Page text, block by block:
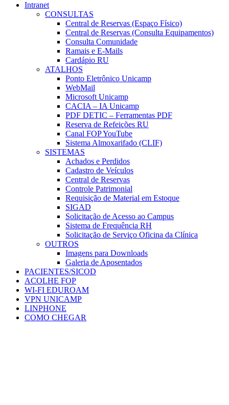
Intranet
CONSULTAS
Central de Reservas (Espaço Físico)
Central de Reservas (Consulta Equipamentos)
Consulta Comunidade
Ramais e E-Mails
Cardápio RU
ATALHOS
Ponto Eletrônico Unicamp
WebMail
Microsoft Unicamp
CACIA – IA Unicamp
PDF DETIC – Ferramentas PDF
Reserva de Refeições RU
Canal FOP YouTube
Sistema Almoxarifado (CLIF)
SISTEMAS
Achados e Perdidos
Cadastro de Veículos
Central de Reservas
Controle Patrimonial
Requisição de Material em Estoque
SIGAD
Solicitação de Acesso ao Campus
Sistema de Frequência RH
Solicitação de Serviço Oficina da Clínica
OUTROS
Imagens para Downloads
Galeria de Aposentados
PACIENTES/SICOD
ACOLHE FOP
WI-FI EDUROAM
VPN UNICAMP
LINPHONE
COMO CHEGAR